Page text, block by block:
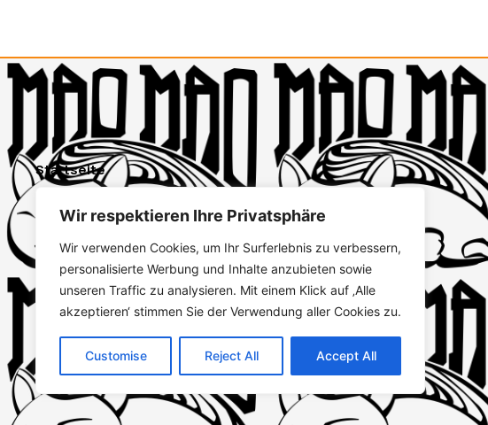
Wir respektieren Ihre Privatsphäre
Wir verwenden Cookies, um Ihr Surferlebnis zu verbessern,
personalisierte Werbung und Inhalte anzubieten sowie
unseren Traffic zu analysieren. Mit einem Klick auf ‚Alle
akzeptieren‘ stimmen Sie der Verwendung aller Cookies zu.
Customise Reject All Accept All
Startseite
Konto erstellen
Anmelden